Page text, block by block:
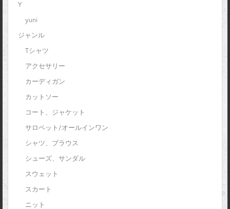
Y
yuni
ジャンル
Tシャツ
アクセサリー
カーディガン
カットソー
コート、ジャケット
サロペット/オールインワン
シャツ、ブラウス
シューズ、サンダル
スウェット
スカート
ニット